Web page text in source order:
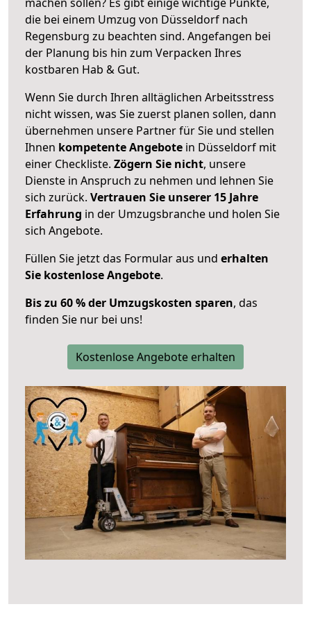
die bei einem Umzug von Düsseldorf nach
Regensburg zu beachten sind. Angefangen bei
der Planung bis hin zum Verpacken Ihres
kostbaren Hab & Gut.
Wenn Sie durch Ihren alltäglichen Arbeitsstress
nicht wissen, was Sie zuerst planen sollen, dann
übernehmen unsere Partner für Sie und stellen
Ihnen kompetente Angebote in Düsseldorf mit
einer Checkliste. Zögern Sie nicht, unsere
Dienste in Anspruch zu nehmen und lehnen Sie
sich zurück. Vertrauen Sie unserer 15 Jahre
Erfahrung in der Umzugsbranche und holen Sie
sich Angebote.
Füllen Sie jetzt das Formular aus und erhalten
Sie kostenlose Angebote.
Bis zu 60 % der Umzugskosten sparen, das
finden Sie nur bei uns!
Kostenlose Angebote erhalten